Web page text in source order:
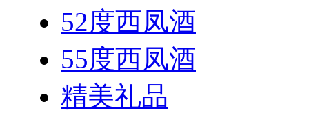
52度西凤酒
55度西凤酒
精美礼品